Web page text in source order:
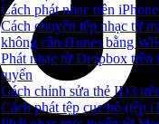
Cách phát nhạc trên
Cách chuyển tệp nhạc từ
không cần iTunes bằng
Phát nhạc từ Dropbox trên
tuyến
Cách chỉnh sửa thẻ ID3
Cách phát tệp cục bộ (tệp